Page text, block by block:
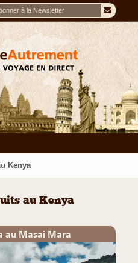
Kenya
au Kenya
au Masai Mara